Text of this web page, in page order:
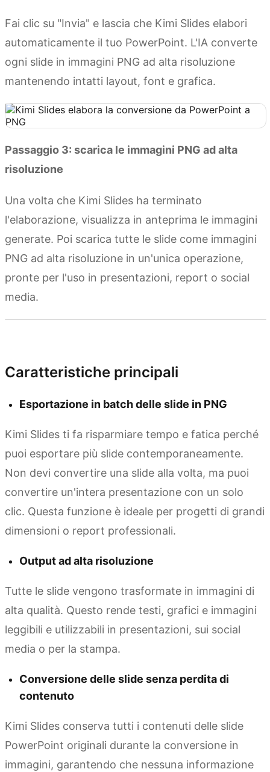
Fai clic su "Invia" e lascia che Kimi Slides elabori
automaticamente il tuo PowerPoint. L'IA converte
ogni slide in immagini PNG ad alta risoluzione
mantenendo intatti layout, font e grafica.
Passaggio 3: scarica le immagini PNG ad alta
risoluzione
Una volta che Kimi Slides ha terminato
l'elaborazione, visualizza in anteprima le immagini
generate. Poi scarica tutte le slide come immagini
PNG ad alta risoluzione in un'unica operazione,
pronte per l'uso in presentazioni, report o social
media.
Caratteristiche principali
Esportazione in batch delle slide in PNG
Kimi Slides ti fa risparmiare tempo e fatica perché
puoi esportare più slide contemporaneamente.
Non devi convertire una slide alla volta, ma puoi
convertire un'intera presentazione con un solo
clic. Questa funzione è ideale per progetti di grandi
dimensioni o report professionali.
Output ad alta risoluzione
Tutte le slide vengono trasformate in immagini di
alta qualità. Questo rende testi, grafici e immagini
leggibili e utilizzabili in presentazioni, sui social
media o per la stampa.
Conversione delle slide senza perdita di
contenuto
Kimi Slides conserva tutti i contenuti delle slide
PowerPoint originali durante la conversione in
immagini, garantendo che nessuna informazione